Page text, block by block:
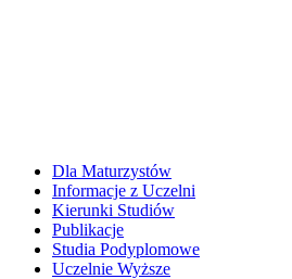
Dla Maturzystów
Informacje z Uczelni
Kierunki Studiów
Publikacje
Studia Podyplomowe
Uczelnie Wyższe